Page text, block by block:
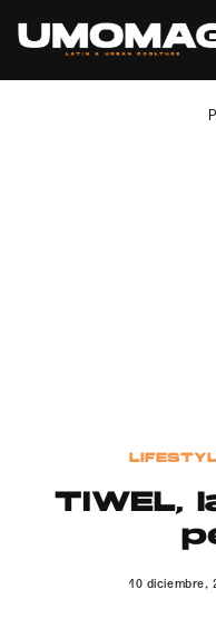
TIWEL,
10 diciembre,